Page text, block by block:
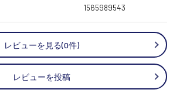
1565989543
レビューを見る(0件)
レビューを投稿